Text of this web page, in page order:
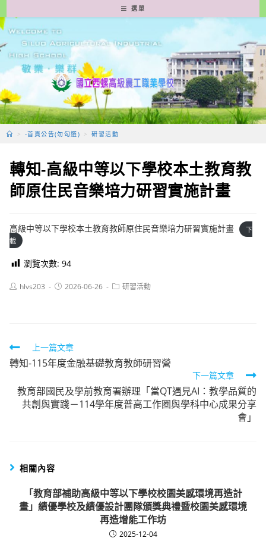
轉
至
要
容
選單
> -首頁公告(勿勾選) > 研習活動
轉知-高級中等以下學校本土教育教
師原住民音樂培力研習實施計畫
高級中等以下學校本土教育教師原住民音樂培力研習實施計畫
下
載
瀏覽次數: 94
Posthlvs203
Post2026-06-26
Post研習活動
Read
more
articles
上一篇文章
轉知-115年度金融基礎教育教師研習營
下一篇文章
教育部國民及學前教育署辦理「當QT遇見AI：教學品質的
共創與實踐－114學年度普高工作圈與學科中心成果分享
會」
相關內容
「教育部補助高級中等以下學校校園美感環境再造計
畫」績優學校及績優設計團隊頒獎典禮暨校園美感環境
再造增能工作坊
2025-12-04